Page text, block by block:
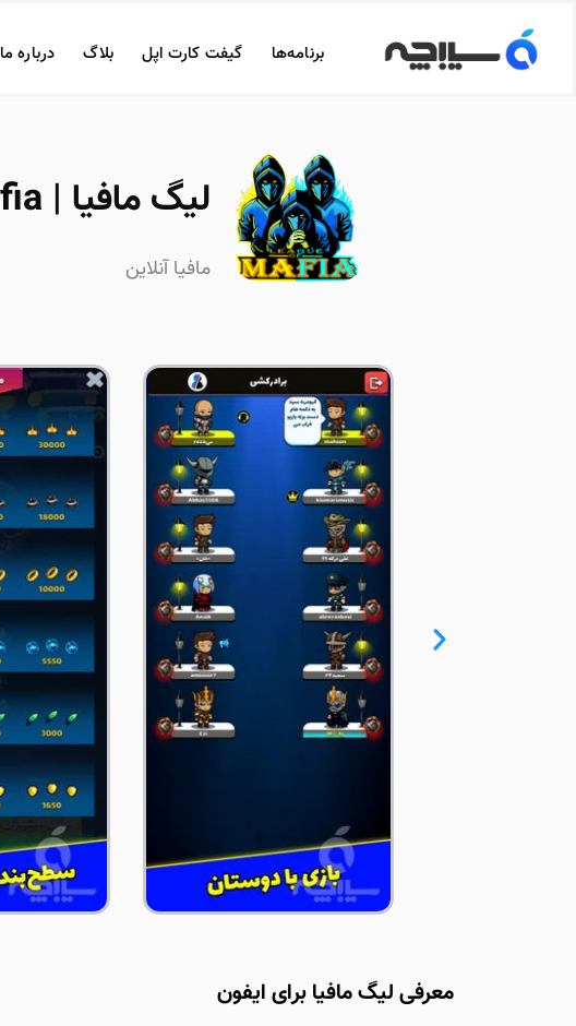
برنامه‌ها گیفت کارت اپل بلاگ درباره ما
لیگ مافیا | League of Mafia
مافیا آنلاین
معرفی لیگ مافیا برای ایفون